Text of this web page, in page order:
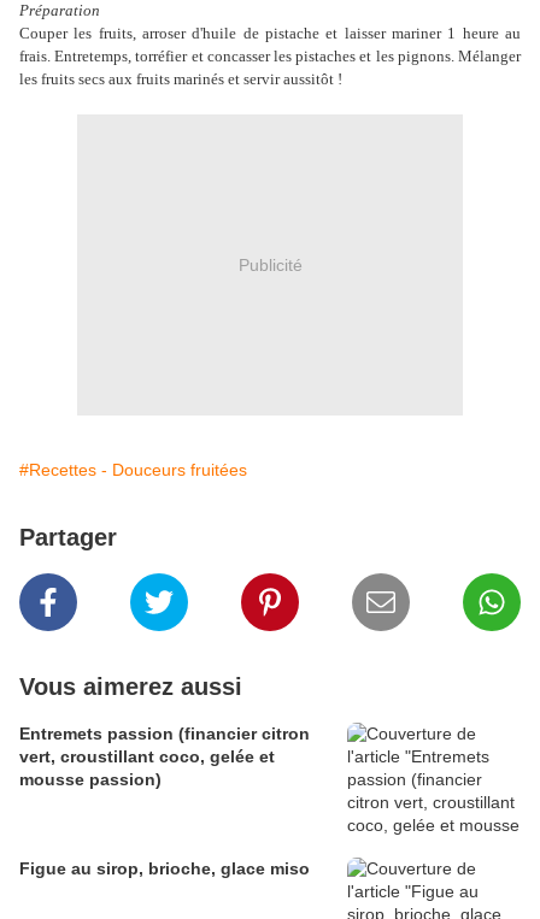
Préparation
Couper les fruits, arroser d'huile de pistache et laisser mariner 1 heure au
frais. Entretemps, torréfier et concasser les pistaches et les pignons. Mélanger
les fruits secs aux fruits marinés et servir aussitôt !
Publicité
#Recettes - Douceurs fruitées
Partager
Vous aimerez aussi
Entremets passion (financier citron
vert, croustillant coco, gelée et
mousse passion)
Figue au sirop, brioche, glace miso